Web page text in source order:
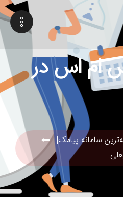
ام اس در
سامانه پیامک|